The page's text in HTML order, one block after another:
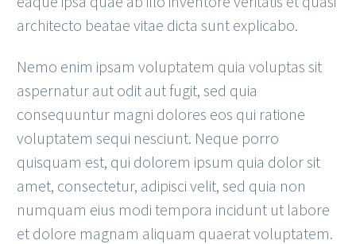
architecto beatae vitae dicta sunt explicabo.
Nemo enim ipsam voluptatem quia voluptas sit
aspernatur aut odit aut fugit, sed quia
consequuntur magni dolores eos qui ratione
voluptatem sequi nesciunt. Neque porro
quisquam est, qui dolorem ipsum quia dolor sit
amet, consectetur, adipisci velit, sed quia non
numquam eius modi tempora incidunt ut labore
et dolore magnam aliquam quaerat voluptatem.